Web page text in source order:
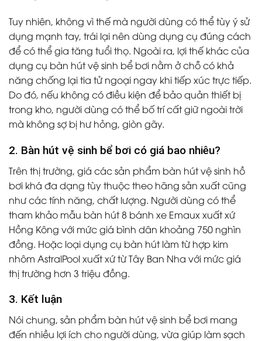
Tuy nhiên, không vì thế mà người dùng có thể tùy ý sử
dụng mạnh tay, trái lại nên dùng dụng cụ đúng cách
để có thể gia tăng tuổi thọ. Ngoài ra, lợi thế khác của
dụng cụ bàn hút vệ sinh bể bơi nằm ở chỗ có khả
năng chống lại tia tử ngoại ngay khi tiếp xúc trực tiếp.
Do đó, nếu không có điều kiện để bảo quản thiết bị
trong kho, người dùng có thể bố trí cất giữ ngoài trời
mà không sợ bị hư hỏng, giòn gãy.
2. Bàn hút vệ sinh bể bơi có giá bao nhiêu?
Trên thị trường, giá các sản phẩm bàn hút vệ sinh hồ
bơi khá đa dạng tùy thuộc theo hãng sản xuất cũng
như các tính năng, chất lượng. Người dùng có thể
tham khảo mẫu bàn hút 8 bánh xe Emaux xuất xứ
Hồng Kông với mức giá bình dân khoảng 750 nghìn
đồng. Hoặc loại dụng cụ bàn hút làm từ hợp kim
nhôm AstralPool xuất xứ từ Tây Ban Nha với mức giá
thị trường hơn 3 triệu đồng.
3. Kết luận
Nói chung, sản phẩm bàn hút vệ sinh bể bơi mang
đến nhiều lợi ích cho người dùng, vừa giúp làm sạch